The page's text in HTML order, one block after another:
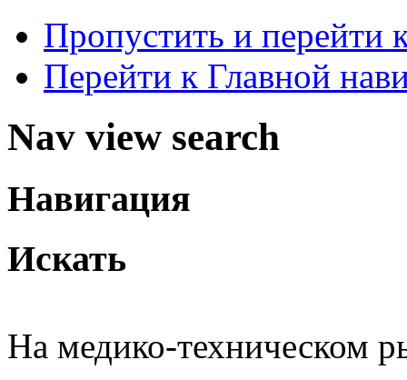
Пропустить и перейти
Перейти к Главной
Nav view search
Навигация
Искать
На медико-техническом